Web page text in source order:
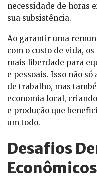
necessidade de horas
sua subsistência.
Ao garantir uma
com o custo de vida,
mais liberdade para
e pessoais. Isso não
de trabalho, mas
economia local,
e produção que
um todo.
Desafios
Econômicos